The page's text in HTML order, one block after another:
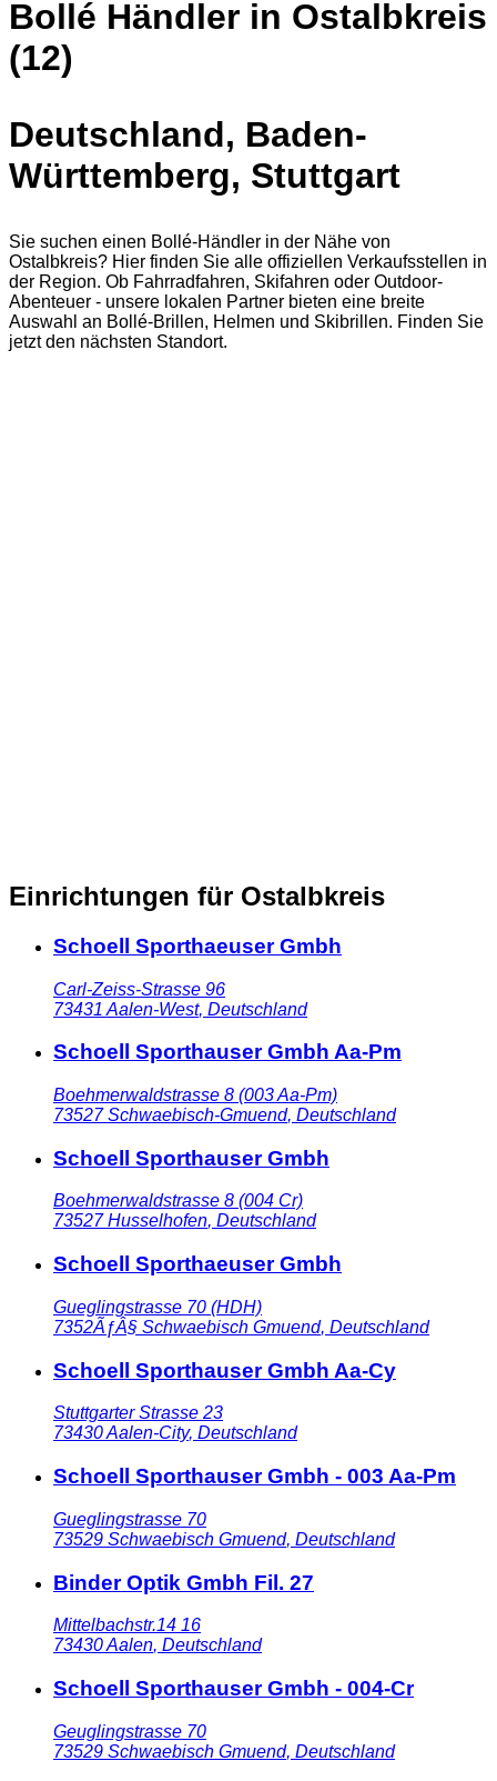
Bollé Händler in Ostalbkreis
(12)
Deutschland, Baden-
Württemberg, Stuttgart
Sie suchen einen Bollé-Händler in der Nähe von
Ostalbkreis? Hier finden Sie alle offiziellen Verkaufsstellen in
der Region. Ob Fahrradfahren, Skifahren oder Outdoor-
Abenteuer - unsere lokalen Partner bieten eine breite
Auswahl an Bollé-Brillen, Helmen und Skibrillen. Finden Sie
jetzt den nächsten Standort.
Einrichtungen für Ostalbkreis
Schoell Sporthaeuser Gmbh
Carl-Zeiss-Strasse 96
73431 Aalen-West, Deutschland
Schoell Sporthauser Gmbh Aa-Pm
Boehmerwaldstrasse 8 (003 Aa-Pm)
73527 Schwaebisch-Gmuend, Deutschland
Schoell Sporthauser Gmbh
Boehmerwaldstrasse 8 (004 Cr)
73527 Husselhofen, Deutschland
Schoell Sporthaeuser Gmbh
Gueglingstrasse 70 (HDH)
7352ÃƒÂ§ Schwaebisch Gmuend, Deutschland
Schoell Sporthauser Gmbh Aa-Cy
Stuttgarter Strasse 23
73430Aalen-City, Deutschland
Schoell Sporthauser Gmbh - 003 Aa-Pm
Gueglingstrasse 70
73529 Schwaebisch Gmuend, Deutschland
Binder Optik Gmbh Fil. 27
Mittelbachstr.14 16
73430Aalen, Deutschland
Schoell Sporthauser Gmbh - 004-Cr
Geuglingstrasse 70
73529 Schwaebisch Gmuend, Deutschland